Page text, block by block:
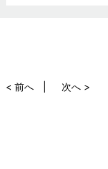
< 前へ 次へ >